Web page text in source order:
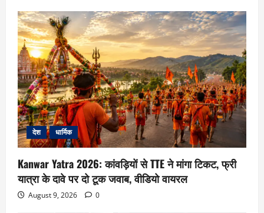
देश धार्मिक
Kanwar Yatra 2026: कांवड़ियों से TTE ने मांगा टिकट, फ्री
यात्रा के दावे पर दो टूक जवाब, वीडियो वायरल
August 9, 2026 0